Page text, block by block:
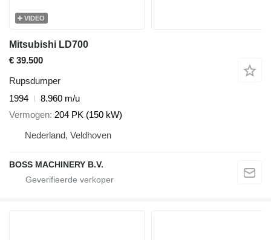
VIDEO
Mitsubishi LD700
€ 39.500
Rupsdumper
1994
8.960 m/u
Vermogen 204 PK (150 kW)
Nederland, Veldhoven
BOSS MACHINERY B.V.